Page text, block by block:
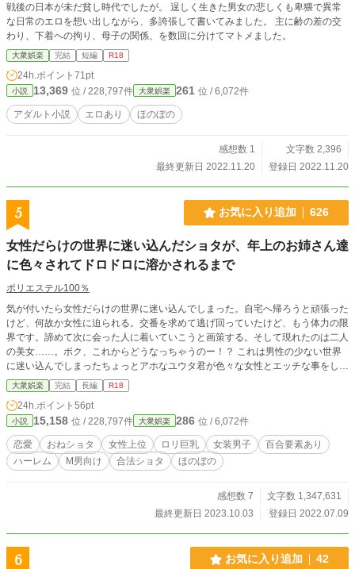
戦後の日本が未だ貧し時代でしたが。 逞しく生きた男女の悲しくも卑猥で異常
な日常のエロを想い出しながら、多誇張して書いてみました。 主に齢の差の交
わり、下着への拘り、母子の関係、を数回に分けてマトメました。
大衆娯楽 完結 短編 R18
24h.ポイント 71pt
小説 13,369 位 / 228,797件 大衆娯楽 261 位 / 6,072件
アダルト小説 エロあり ほのぼの
感想数 1
文字数 2,396
最終更新日 2022.11.20
登録日 2022.11.20
5 お気に入り追加 626
女性だらけの世界に迷い込んだショタが、年上のお姉さん達
に色々されてドロドロに溶かされるまで
ポリエステル100％
気が付いたら女性だらけの世界に迷い込んでしまった。自宅へ帰ろうと頑張った
けど、何故か女性に迫られる。交番を求めて逃げ回っていたけど、もう体力の限
界です。諦めて次に会った人に着いていこうと画策する。そして現れたのは二人
の美女……。ボク、これからどうなっちゃうのー！？ これは男性の少ない世界
に迷い込んでしまったちょっとアホなユウタ君が色々な女性とエッチな事をして
幸せになる、ほのぼのエッチラブコメです。 ※カクヨムちゃんから追放されて
移住して来ました。 ※ほのぼのエッチラブコメをお求めの方にお勧めな内容と
なっております。 ※暖かい応援とか頂けるとやる気グングンUPします。 ※寝取
られや鬱表現、ストレスになるような表現、展開はありません。 ※女性上位の
プレイがほとんどで、主人公は基本的に受け身となりますのでご了承下さい。
※百合な展開もありますので、苦手な方はご注意下さい。 ※物語の展開上、ハ
ーレム表現はありますが、全ての女性が幸せになるように頑張ります。 ※163話
※良かったら同時連載の『本当にそれ、鑑定ですか？』も見て下さいー！ ※こ
の物語はフィクションであり、登場する人物・団体・その他名称とは一切関係あ
大衆娯楽 完結 長編 R18
24h.ポイント 56pt
小説 15,158 位 / 228,797件 大衆娯楽 286 位 / 6,072件
恋愛 おねショタ 女性上位 ロリ巨乳 女装男子
百合要素あり
ハーレム
M男向け 合法ショタ ほのぼの
感想数 7
文字数 1,347,631
最終更新日 2023.10.03
登録日 2022.07.09
6 お気に入り追加 42